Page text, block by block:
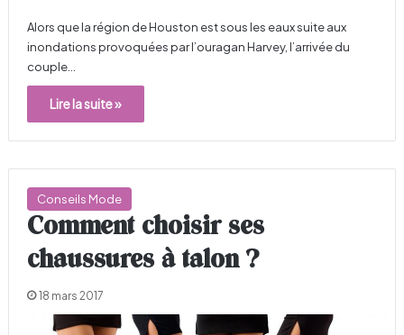
Alors que la région de Houston est sous les eaux suite aux
inondations provoquées par l’ouragan Harvey, l’arrivée du
couple…
Lire la suite »
Conseils Mode
Comment choisir ses
chaussures à talon ?
18 mars 2017